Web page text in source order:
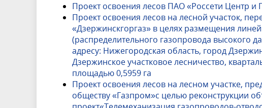
Проект освоения лесов ПАО «Россети Центр
Проект освоения лесов на лесной участок,
«Дзержинскгоргаз» в целях размещения
(распределительного газопровода высокого
адресу: Нижегородская область, город
Дзержинское участковое лесничество,
площадью 0,5959 га
Проект освоения лесов на лесном участке,
обществу «Газпром»с целью реконструкции